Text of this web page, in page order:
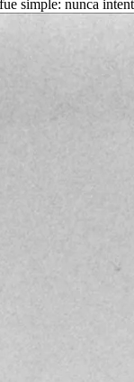
simple: nunca